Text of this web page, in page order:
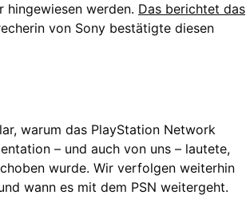
hingewiesen werden. Das berichtet das
von Sony bestätigte diesen
warum das PlayStation Network
– und auch von uns – lautete,
wurde. Wir verfolgen weiterhin
wann es mit dem PSN weitergeht.